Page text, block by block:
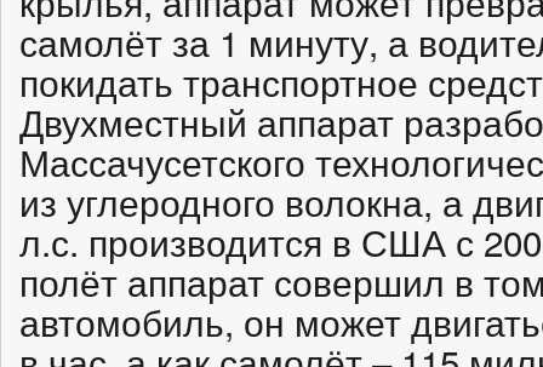
самолёт за 1 минуту, а
покидать транспортное
Двухместный аппарат
Массачусетского
из углеродного волокна, а
л.с. производится в США с
полёт аппарат совершил в
автомобиль, он может